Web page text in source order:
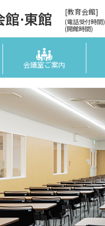
⋅東館 [教育会館]
(電話受付時間)
(開館時間)
会議室ご案内